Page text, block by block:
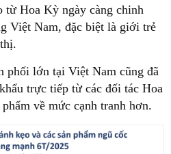
từ Hoa Kỳ ngày càng chinh
Việt Nam, đặc biệt là giới trẻ
phối lớn tại Việt Nam cũng đã
trực tiếp từ các đối tác Hoa
về mức cạnh tranh hơn.